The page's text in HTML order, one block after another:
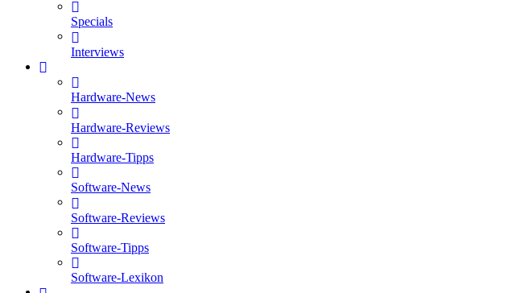
Specials
Interviews
Hardware-News
Hardware-Reviews
Hardware-Tipps
Software-News
Software-Reviews
Software-Tipps
Software-Lexikon